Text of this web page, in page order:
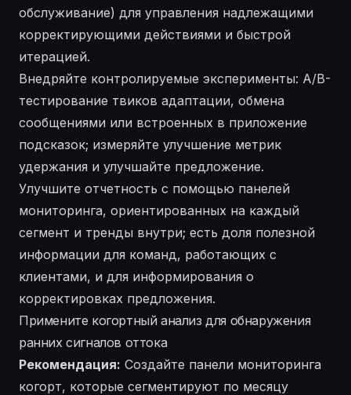
обслуживание) для управления надлежащими
корректирующими действиями и быстрой
итерацией.
Внедряйте контролируемые эксперименты: A/B-
тестирование твиков адаптации, обмена
сообщениями или встроенных в приложение
подсказок; измеряйте улучшение метрик
удержания и улучшайте предложение.
Улучшите отчетность с помощью панелей
мониторинга, ориентированных на каждый
сегмент и тренды внутри; есть доля полезной
информации для команд, работающих с
клиентами, и для информирования о
корректировках предложения.
Примените когортный анализ для обнаружения
ранних сигналов оттока
Рекомендация: Создайте панели мониторинга
когорт, которые сегментируют по месяцу